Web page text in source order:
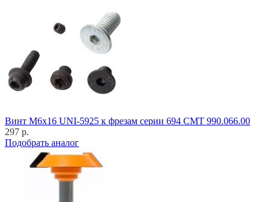
Винт M6x16 UNI-5925 к фрезам серии 694 CMT 990.066.00
297 р.
Подобрать аналог